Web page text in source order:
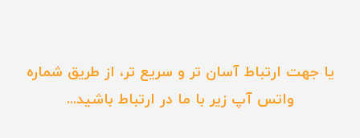
یا جهت ارتباط آسان تر و سریع تر، از طریق شماره
واتس آپ زیر با ما در ارتباط باشید...